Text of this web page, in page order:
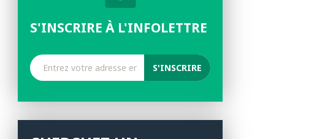
S'INSCRIRE À L'INFOLETTRE